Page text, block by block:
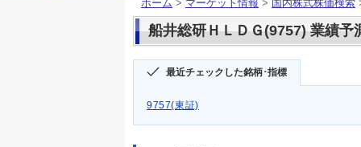
ホーム > マーケット情報 > 国内株式株価検索
船井総研ＨＬＤＧ(9757) 業績予
最近チェックした銘柄･指標
9757(東証)